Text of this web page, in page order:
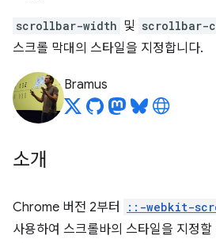
scrollbar-width 및 scrollbar-
스크롤 막대의 스타일을 지정합니다.
Bramus
소개
Chrome 버전 2부터 ::-webkit-
사용하여 스크롤바의 스타일을 지정